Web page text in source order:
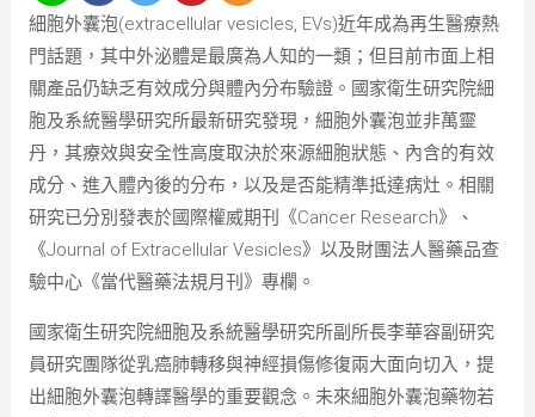
細胞外囊泡(extracellular vesicles, EVs)近年成為再生醫療熱
門話題，其中外泌體是最廣為人知的一類；但目前市面上相
關產品仍缺乏有效成分與體內分布驗證。國家衛生研究院細
胞及系統醫學研究所最新研究發現，細胞外囊泡並非萬靈
丹，其療效與安全性高度取決於來源細胞狀態、內含的有效
成分、進入體內後的分布，以及是否能精準抵達病灶。相關
研究已分別發表於國際權威期刊《Cancer Research》、
《Journal of Extracellular Vesicles》以及財團法人醫藥品查
驗中心《當代醫藥法規月刊》專欄。
國家衛生研究院細胞及系統醫學研究所副所長李華容副研究
員研究團隊從乳癌肺轉移與神經損傷修復兩大面向切入，提
出細胞外囊泡轉譯醫學的重要觀念。未來細胞外囊泡藥物若